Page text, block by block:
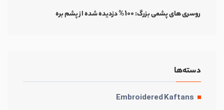
روسری های پشمی بزرگ: 100% دزدیده شده از پشم بره
دسته‌ها
Embroidered Kaftans